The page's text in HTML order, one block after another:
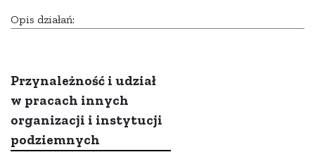
Opis działań:
Przynależność i udział
w pracach innych
organizacji i instytucji
podziemnych